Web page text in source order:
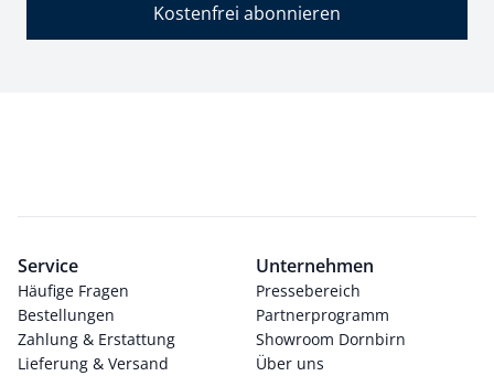
Kostenfrei abonnieren
Service
Häufige Fragen
Bestellungen
Zahlung & Erstattung
Lieferung & Versand
Unternehmen
Pressebereich
Partnerprogramm
Showroom Dornbirn
Über uns